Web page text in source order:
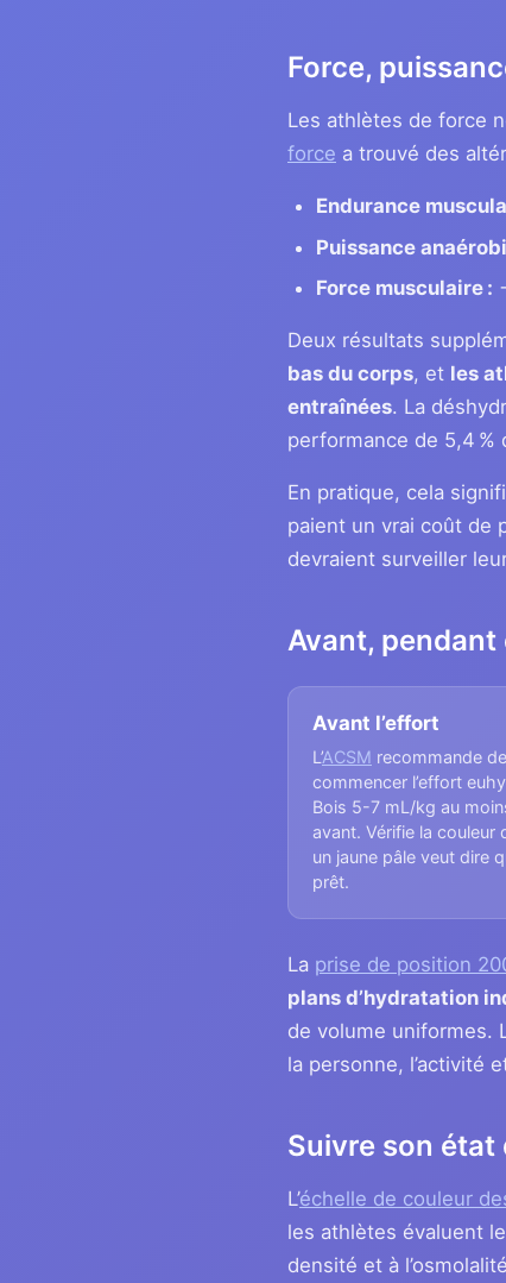
Force,
Les athlètes de force
force a trouvé des
Endurance
Puissance
Force musculaire :
Deux résultats
bas du corps, et les
entraînées. La
performance de 5,4
En pratique, cela
paient un vrai coût de
devraient surveiller
Avant, pendant
Avant l’effort
L’ACSM recommande de
commencer l’effort
Bois 5-7 mL/kg au
avant. Vérifie la couleur
un jaune pâle veut dire
prêt.
La prise de position
plans d’hydratation
de volume uniformes.
la personne, l’activité
Suivre son état
L’échelle de couleur
les athlètes évaluent
densité et à